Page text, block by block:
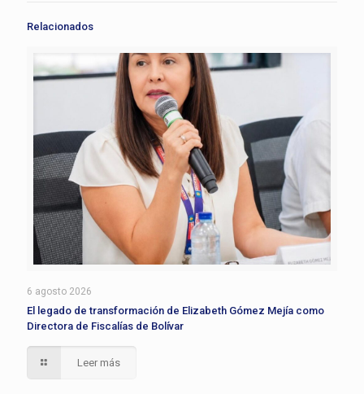
Relacionados
6 agosto 2026
El legado de transformación de Elizabeth Gómez Mejía como
Directora de Fiscalías de Bolívar
Leer más